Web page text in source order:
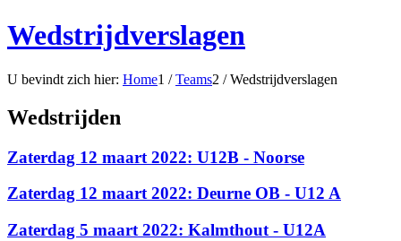
Wedstrijdverslagen
U bevindt zich hier: Home1 / Teams2 / Wedstrijdverslagen
Wedstrijden
Zaterdag 12 maart 2022: U12B - Noorse
Zaterdag 12 maart 2022: Deurne OB - U12 A
Zaterdag 5 maart 2022: Kalmthout - U12A